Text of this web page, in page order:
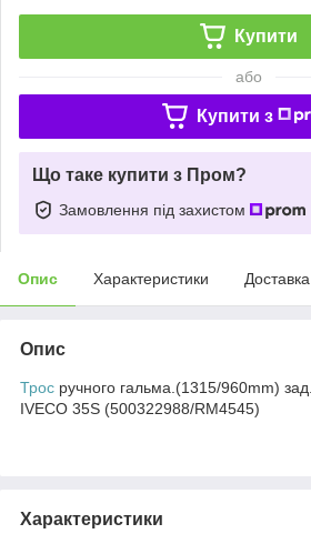
Купити
або
Купити з
Що таке купити з Пром?
Замовлення під захистом
Опис Характеристики Доставка
Опис
Трос ручного гальма.(1315/960mm)
IVECO 35S (500322988/RM4545)
Характеристики